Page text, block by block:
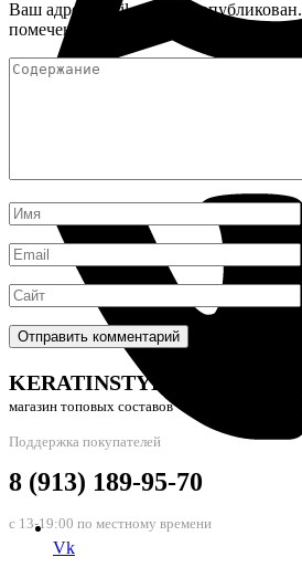
Vk
Ваш адрес email не будет опубликован.
помечены
KERATINSTYLE24
магазин топовых составов
Поддержка покупателей
8 (913) 189-95-70
с 13-19:00 по местному времени